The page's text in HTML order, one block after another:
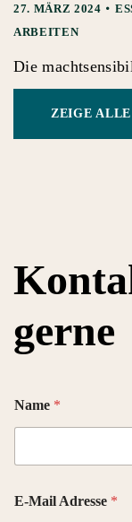
27. MÄRZ 2024
ARBEITEN
Die
ZEIGE
gerne
Name *
E-Mail Adresse *